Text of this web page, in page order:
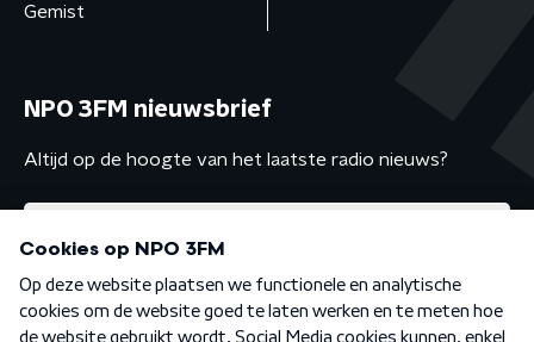
Gemist
NPO 3FM nieuwsbrief
Altijd op de hoogte van het laatste radio nieuws?